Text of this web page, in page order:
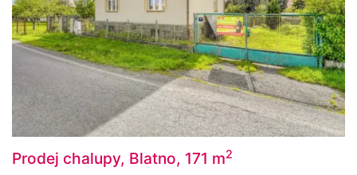
Prodej chalupy, Blatno, 171 m2